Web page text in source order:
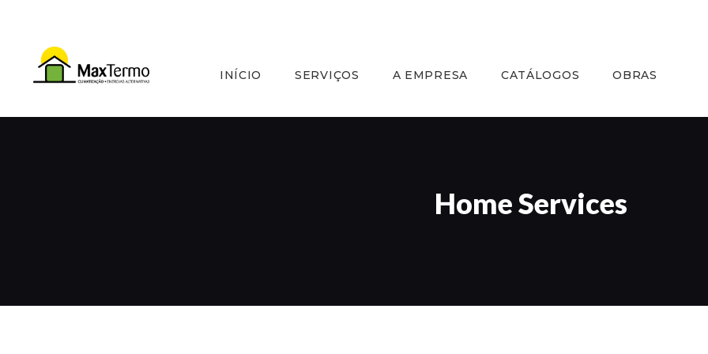
INÍCIO SERVIÇOS A EMPRESA CATÁLOGOS OBRAS
Home Services
A EMPRESA
CATÁLOGOS